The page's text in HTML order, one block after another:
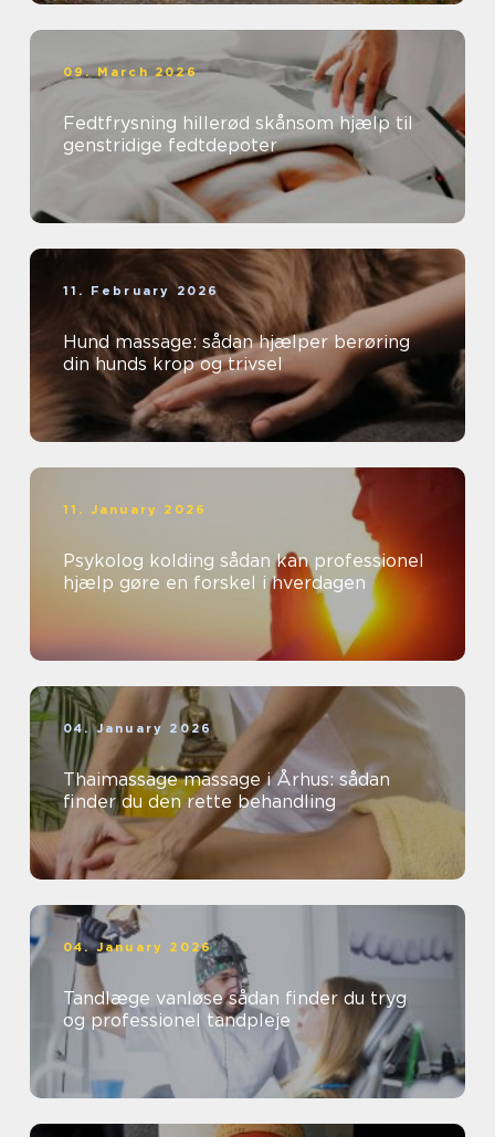
09. March 2026
Fedtfrysning hillerød skånsom hjælp til
genstridige fedtdepoter
11. February 2026
Hund massage: sådan hjælper berøring
din hunds krop og trivsel
11. January 2026
Psykolog kolding sådan kan professionel
hjælp gøre en forskel i hverdagen
04. January 2026
Thaimassage massage i Århus: sådan
finder du den rette behandling
04. January 2026
Tandlæge vanløse sådan finder du tryg
og professionel tandpleje